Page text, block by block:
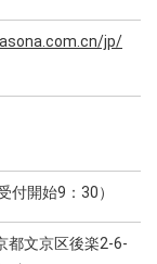
jp/
付開始9：30）
都文京区後楽2-6-